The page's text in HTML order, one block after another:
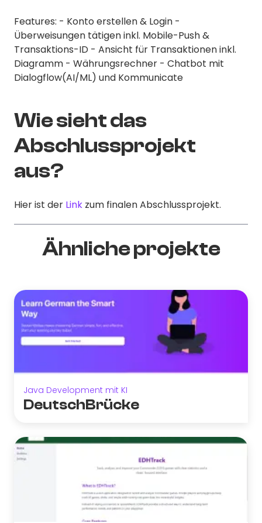
Features: - Konto erstellen & Login -
Überweisungen tätigen inkl. Mobile-Push &
Transaktions-ID - Ansicht für Transaktionen inkl.
Diagramm - Währungsrechner - Chatbot mit
Dialogflow(AI/ML) und Kommunicate
Wie sieht das
Abschlussprojekt
aus?
Hier ist der Link zum finalen Abschlussprojekt.
Ähnliche projekte
Java Development mit KI
DeutschBrücke